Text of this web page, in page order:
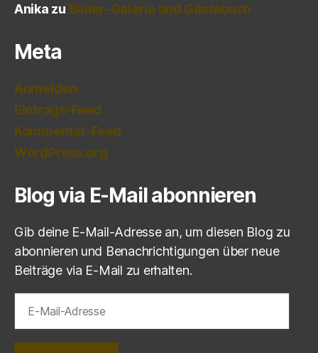
Anika zu Bilder-Galerie und Gästebuch
Meta
Anmelden
Eintrags-Feed
Kommentar-Feed
WordPress.org
Blog via E-Mail abonnieren
Gib deine E-Mail-Adresse an, um diesen Blog zu
abonnieren und Benachrichtigungen über neue
Beiträge via E-Mail zu erhalten.
Mail-